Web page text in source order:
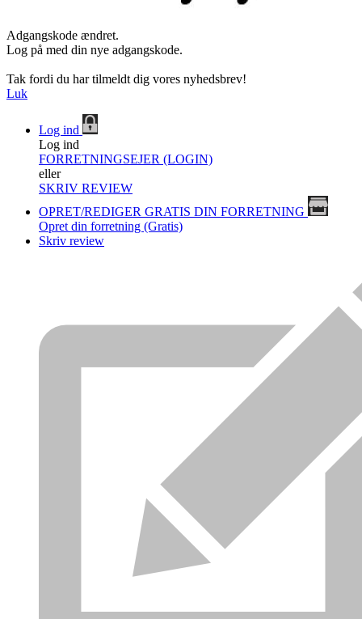
Adgangskode ændret.
Log på med din nye adgangskode.
Tak fordi du har tilmeldt dig vores nyhedsbrev!
Luk
Log ind
Log ind
FORRETNINGSEJER (LOGIN)
eller
SKRIV REVIEW
OPRET/REDIGER GRATIS DIN FORRETNING
Opret din forretning (Gratis)
Skriv review